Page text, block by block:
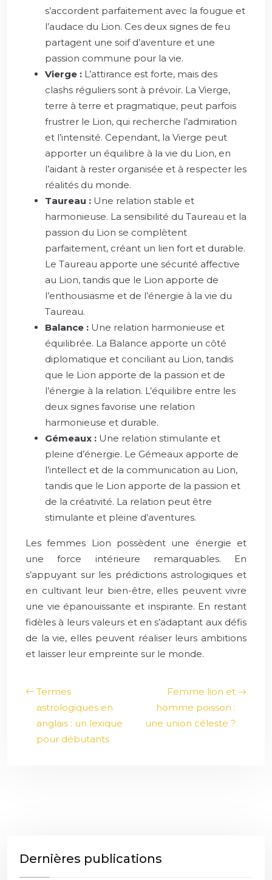
s’accordent parfaitement avec la fougue et
l’audace du Lion. Ces deux signes de feu
partagent une soif d’aventure et une
passion commune pour la vie.
Vierge : L’attirance est forte, mais des
clashs réguliers sont à prévoir. La Vierge,
terre à terre et pragmatique, peut parfois
frustrer le Lion, qui recherche l’admiration
et l’intensité. Cependant, la Vierge peut
apporter un équilibre à la vie du Lion, en
l’aidant à rester organisée et à respecter les
réalités du monde.
Taureau : Une relation stable et
harmonieuse. La sensibilité du Taureau et la
passion du Lion se complètent
parfaitement, créant un lien fort et durable.
Le Taureau apporte une sécurité affective
au Lion, tandis que le Lion apporte de
l’enthousiasme et de l’énergie à la vie du
Taureau.
Balance : Une relation harmonieuse et
équilibrée. La Balance apporte un côté
diplomatique et conciliant au Lion, tandis
que le Lion apporte de la passion et de
l’énergie à la relation. L’équilibre entre les
deux signes favorise une relation
harmonieuse et durable.
Gémeaux : Une relation stimulante et
pleine d’énergie. Le Gémeaux apporte de
l’intellect et de la communication au Lion,
tandis que le Lion apporte de la passion et
de la créativité. La relation peut être
stimulante et pleine d’aventures.
Les femmes Lion possèdent une énergie et
une force intérieure remarquables. En
s’appuyant sur les prédictions astrologiques et
en cultivant leur bien-être, elles peuvent vivre
une vie épanouissante et inspirante. En restant
fidèles à leurs valeurs et en s’adaptant aux défis
de la vie, elles peuvent réaliser leurs ambitions
et laisser leur empreinte sur le monde.
Termes
astrologiques en
anglais : un lexique
pour débutants
Femme lion et
homme poisson :
une union céleste ?
Dernières publications